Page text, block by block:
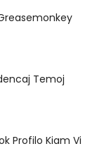
Temoj
Profilo Kiam Vi